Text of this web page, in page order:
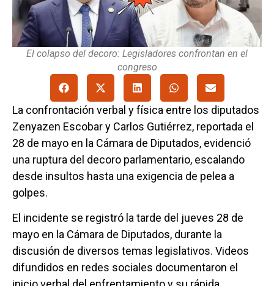
El colapso del decoro: Legisladores confrontan en el
congreso
La confrontación verbal y física entre los diputados
Zenyazen Escobar y Carlos Gutiérrez, reportada el
28 de mayo en la Cámara de Diputados, evidenció
una ruptura del decoro parlamentario, escalando
desde insultos hasta una exigencia de pelea a
golpes.
El incidente se registró la tarde del jueves 28 de
mayo en la Cámara de Diputados, durante la
discusión de diversos temas legislativos. Videos
difundidos en redes sociales documentaron el